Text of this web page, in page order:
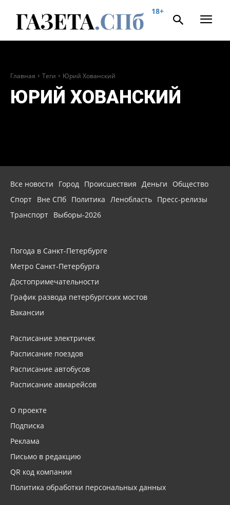
18+
Главная Теги Юрий Хованский
ЮРИЙ ХОВАНСКИЙ
Все новости Город Происшествия Деньги
Общество
Спорт Вне СПб Политика Ленобласть Пресс-релизы
Транспорт Выборы-2026
Погода в Санкт-Петербурге
Метро Санкт-Петербурга
Достопримечательности
График развода петербургских мостов
Вакансии
Расписание электричек
Расписание поездов
Расписание автобусов
Расписание авиарейсов
О проекте
Подписка
Реклама
Письмо в редакцию
QR код компании
Политика обработки персональных данных